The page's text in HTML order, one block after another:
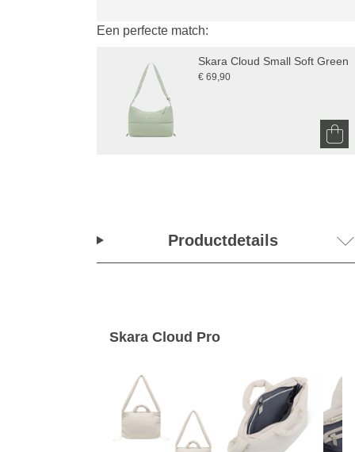
Een perfecte match:
Skara Cloud Small Soft Green
€ 69,90
Productdetails
Skara Cloud Pro